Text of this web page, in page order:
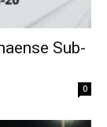
Sub-
0